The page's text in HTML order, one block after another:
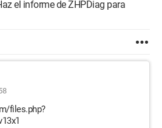
el informe de ZHPDiag para
files.php?